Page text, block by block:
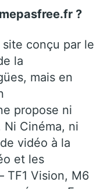
?
conçu par le
la
mais en
propose ni
Ni Cinéma, ni
vidéo à la
et les
TF1 Vision, M6